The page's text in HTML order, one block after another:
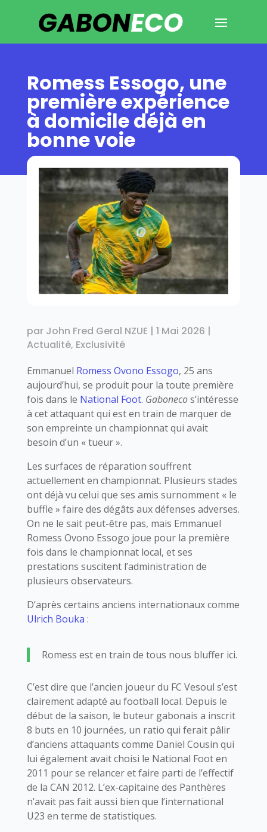
Romess Essogo, une
première expérience
à domicile déjà en
bonne voie
par John Fred Geral NZUE | 1 Mai 2026 |
Actualité, Exclusivité
Emmanuel Romess Ovono Essogo, 25 ans
aujourd’hui, se produit pour la toute première
fois dans le National Foot. Gabonecos’intéresse
à cet attaquant qui est en train de marquer de
son empreinte un championnat qui avait
besoin d’un « tueur ».
Les surfaces de réparation souffrent
actuellement en championnat. Plusieurs stades
ont déjà vu celui que ses amis surnomment « le
buffle » faire des dégâts aux défenses adverses.
On ne le sait peut-être pas, mais Emmanuel
Romess Ovono Essogo joue pour la première
fois dans le championnat local, et ses
prestations suscitent l’administration de
plusieurs observateurs.
D’après certains anciens internationaux comme
Ulrich Bouka :
Romess est en train de tous nous bluffer ici.
C’est dire que l’ancien joueur du FC Vesoul s’est
clairement adapté au football local. Depuis le
début de la saison, le buteur gabonais a inscrit
8 buts en 10 journées, un ratio qui ferait pâlir
d’anciens attaquants comme Daniel Cousin qui
lui également avait choisi le National Foot en
2011 pour se relancer et faire parti de l’effectif
de la CAN 2012. L’ex-capitaine des Panthères
n’avait pas fait aussi bien que l’international
U23 en terme de statistiques.